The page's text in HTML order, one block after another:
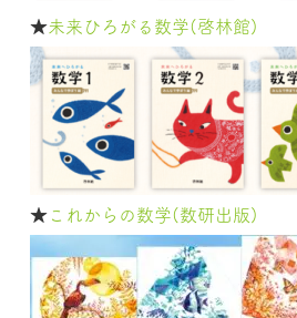
★未来ひろがる数学(啓林館)
★ これからの数学(数研出版)